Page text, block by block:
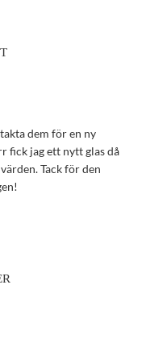
dem för en ny
fick jag ett nytt glas då
Tack för den